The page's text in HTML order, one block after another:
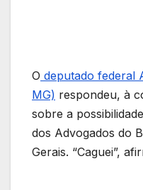
O deputado federal
MG) respondeu, à
sobre a
dos Advogados do
Gerais. “Caguei”,